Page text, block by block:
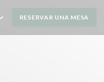
RESERVAR UNA MESA